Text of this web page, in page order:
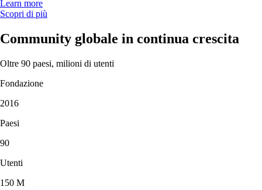
Learn more
Scopri di più
Community globale in continua crescita
Oltre 90 paesi, milioni di utenti
Fondazione
2016
Paesi
90
Utenti
150 M